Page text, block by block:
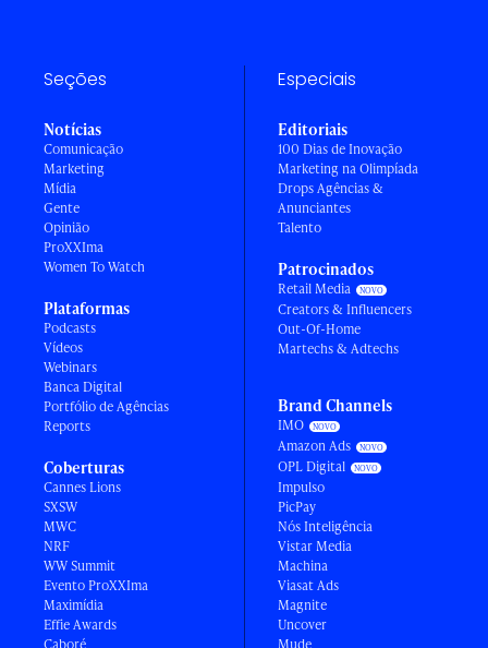
Seções
Notícias
Comunicação
Marketing
Mídia
Gente
Opinião
ProXXIma
Women To Watch
Plataformas
Podcasts
Vídeos
Webinars
Banca Digital
Portfólio de Agências
Reports
Coberturas
Cannes Lions
SXSW
MWC
NRF
WW Summit
Evento ProXXIma
Maximídia
Effie Awards
Caboré
Especiais
Editoriais
100 Dias de Inovação
Marketing na Olimpíada
Drops Agências &
Anunciantes
Talento
Patrocinados
Retail Media
Creators & Influencers
Out-Of-Home
Martechs & Adtechs
Brand Channels
IMO
Amazon Ads
OPL Digital
Impulso
PicPay
Nós Inteligência
Vistar Media
Machina
Viasat Ads
Magnite
Uncover
Mude